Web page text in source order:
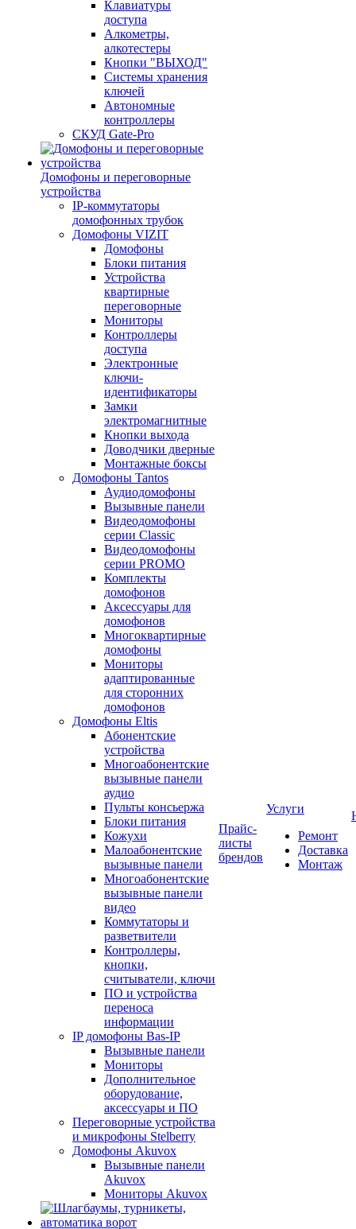
Клавиатуры
доступа
Алкометры,
алкотестеры
Кнопки "ВЫХОД"
Системы хранения
ключей
Автономные
контроллеры
СКУД Gate-Pro
Домофоны и переговорные
устройства
IP-коммутаторы
домофонных трубок
Домофоны VIZIT
Домофоны
Блоки питания
Устройства
квартирные
переговорные
Мониторы
Контроллеры
доступа
Электронные
ключи-
идентификаторы
Замки
электромагнитные
Кнопки выхода
Доводчики дверные
Монтажные боксы
Домофоны Tantos
Аудиодомофоны
Вызывные панели
Видеодомофоны
серии Classic
Видеодомофоны
серии PROMO
Комплекты
домофонов
Аксессуары для
домофонов
Многоквартирные
домофоны
Мониторы
адаптированные
для сторонних
домофонов
Домофоны Eltis
Абонентские
устройства
Многоабонентские
вызывные панели
аудио
Пульты консьержа
Блоки питания
Кожухи
Малоабонентские
вызывные панели
Многоабонентские
вызывные панели
видео
Коммутаторы и
разветвители
Контроллеры,
кнопки,
считыватели, ключи
ПО и устройства
переноса
информации
IP домофоны Bas-IP
Вызывные панели
Мониторы
Дополнительное
оборудование,
аксессуары и ПО
Переговорные устройства
и микрофоны Stelberry
Домофоны Akuvox
Вызывные панели
Akuvox
Мониторы Akuvox
Прайс-
листы
брендов
Услуги
Ремонт
Доставка
Монтаж